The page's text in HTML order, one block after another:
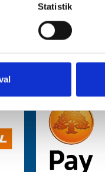
in dina preferenser i
identifierare och
med. Dessa kan
Statistik